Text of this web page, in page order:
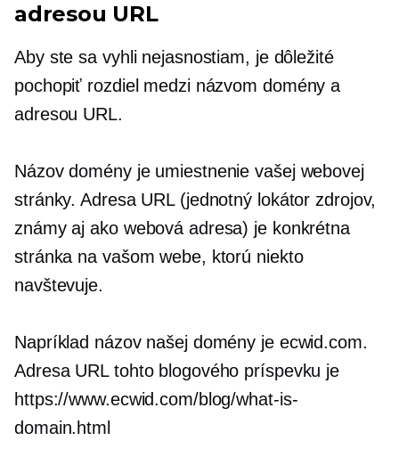
adresou URL
Aby ste sa vyhli nejasnostiam, je dôležité
pochopiť rozdiel medzi názvom domény a
adresou URL.
Názov domény je umiestnenie vašej webovej
stránky. Adresa URL (jednotný lokátor zdrojov,
známy aj ako webová adresa) je konkrétna
stránka na vašom webe, ktorú niekto
navštevuje.
Napríklad názov našej domény je ecwid.com.
Adresa URL tohto blogového príspevku je
https://www.ecwid.com/blog/what-is-
domain.html